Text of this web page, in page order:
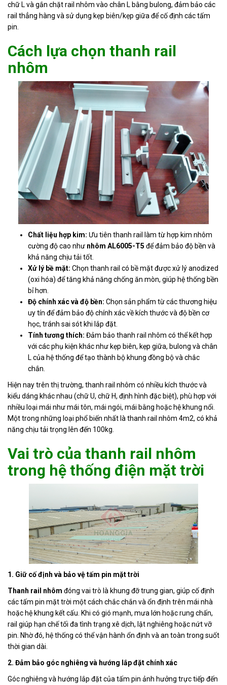
chữ L và gắn chặt rail nhôm vào chân L bằng bulong, đảm bảo các
rail thẳng hàng và sử dụng kẹp biên/kẹp giữa để cố định các tấm
pin.
Cách lựa chọn thanh rail
nhôm
Chất liệu hợp kim: Ưu tiên thanh rail làm từ hợp kim nhôm
cường độ cao như nhôm AL6005-T5 để đảm bảo độ bền và
khả năng chịu tải tốt.
Xử lý bề mặt: Chọn thanh rail có bề mặt được xử lý anodized
(oxi hóa) để tăng khả năng chống ăn mòn, giúp hệ thống bền
bỉ hơn.
Độ chính xác và độ bền: Chọn sản phẩm từ các thương hiệu
uy tín để đảm bảo độ chính xác về kích thước và độ bền cơ
học, tránh sai sót khi lắp đặt.
Tính tương thích: Đảm bảo thanh rail nhôm có thể kết hợp
với các phụ kiện khác như kẹp biên, kẹp giữa, bulong và chân
L của hệ thống để tạo thành bộ khung đồng bộ và chắc
chắn.
Hiện nay trên thị trường, thanh rail nhôm có nhiều kích thước và
kiểu dáng khác nhau (chữ U, chữ H, định hình đặc biệt), phù hợp với
nhiều loại mái như mái tôn, mái ngói, mái bằng hoặc hệ khung nổi.
Một trong những loại phổ biến nhất là thanh rail nhôm 4m2, có khả
năng chịu tải trọng lên đến 100kg.
Vai trò của thanh rail nhôm
trong hệ thống điện mặt trời
1. Giữ cố định và bảo vệ tấm pin mặt trời
Thanh rail nhôm đóng vai trò là khung đỡ trung gian, giúp cố định
các tấm pin mặt trời một cách chắc chắn và ổn định trên mái nhà
hoặc hệ khung kết cấu. Khi có gió mạnh, mưa lớn hoặc rung chấn,
rail giúp hạn chế tối đa tình trạng xê dịch, lật nghiêng hoặc nứt vỡ
pin. Nhờ đó, hệ thống có thể vận hành ổn định và an toàn trong suốt
thời gian dài.
2. Đảm bảo góc nghiêng và hướng lắp đặt chính xác
Góc nghiêng và hướng lắp đặt của tấm pin ảnh hưởng trực tiếp đến